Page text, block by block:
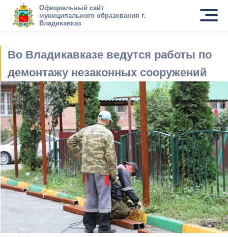
Официальный сайт
муниципального образования г.
Владикавказ
Во Владикавказе ведутся работы по
демонтажу незаконных сооружений